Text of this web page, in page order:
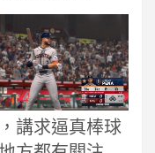
講求逼真棒球